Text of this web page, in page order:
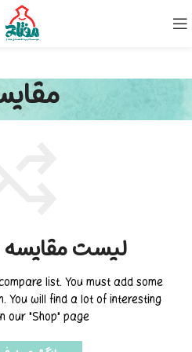
لیست
list. You must add some
You will find a lot of interesting
our "Shop" page.